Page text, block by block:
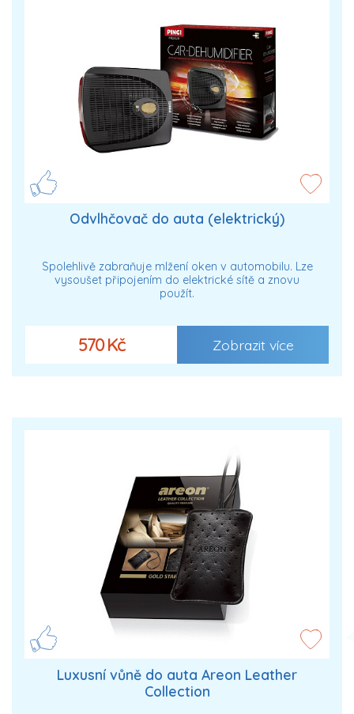
Odvlhčovač do auta (elektrický)
Spolehlivě zabraňuje mlžení oken v automobilu. Lze
vysoušet připojením do elektrické sítě a znovu
použít.
570 Kč Zobrazit více
Luxusní vůně do auta Areon Leather
Collection